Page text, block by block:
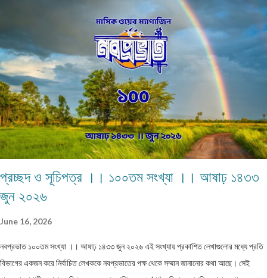
দিনরাত্রি! ভালো থেকো তোমরা বাছাধন, রং মাস সে আর কতদিন... ================
ASRAFUL MANDAL Chandidas Avenue, B-zone, Durgapur, Paschim
Bardhaman, Pin - 713205,
প্রচ্ছদ ও সূচিপত্র ।। ১০০তম সংখ্যা ।। আষাঢ় ১৪৩৩
জুন ২০২৬
June 16, 2026
নবপ্রভাত ১০০তম সংখ্যা ।। আষাঢ় ১৪৩৩ জুন ২০২৬ এই সংখ্যায় প্রকাশিত লেখাগুলোর মধ্যে প্রতি
বিভাগের একজন করে নির্বাচিত লেখককে নবপ্রভাতের পক্ষ থেকে সম্মান জানানোর কথা আছে। সেই